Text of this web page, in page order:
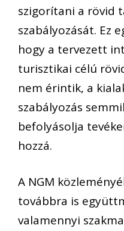
szigorítani a rövid
szabályozását. Ez
hogy a tervezett
turisztikai célú
nem érintik, a
szabályozás
befolyásolja
hozzá.
A NGM
továbbra is
valamennyi